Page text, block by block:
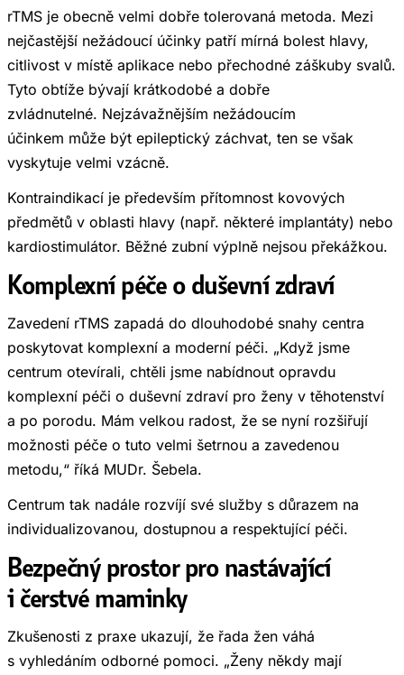
rTMS je obecně velmi dobře tolerovaná metoda. Mezi
nejčastější nežádoucí účinky patří mírná bolest hlavy,
citlivost v místě aplikace nebo přechodné záškuby svalů.
Tyto obtíže bývají krátkodobé a dobře
zvládnutelné. Nejzávažnějším nežádoucím
účinkem může být epileptický záchvat, ten se však
vyskytuje velmi vzácně.
Kontraindikací je především přítomnost kovových
předmětů v oblasti hlavy (např. některé implantáty) nebo
kardiostimulátor. Běžné zubní výplně nejsou překážkou.
Komplexní péče o duševní zdraví
Zavedení rTMS zapadá do dlouhodobé snahy centra
poskytovat komplexní a moderní péči. „Když jsme
centrum otevírali, chtěli jsme nabídnout opravdu
komplexní péči o duševní zdraví pro ženy v těhotenství
a po porodu. Mám velkou radost, že se nyní rozšiřují
možnosti péče o tuto velmi šetrnou a zavedenou
metodu,“ říká MUDr. Šebela.
Centrum tak nadále rozvíjí své služby s důrazem na
individualizovanou, dostupnou a respektující péči.
Bezpečný prostor pro nastávající
i čerstvé maminky
Zkušenosti z praxe ukazují, že řada žen váhá
s vyhledáním odborné pomoci. „Ženy někdy mají